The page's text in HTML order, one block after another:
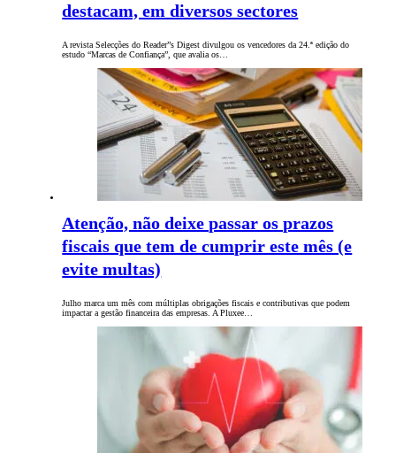
destacam, em diversos sectores
A revista Selecções do Reader”s Digest divulgou os vencedores da 24.ª edição do
estudo “Marcas de Confiança”, que avalia os…
Atenção, não deixe passar os prazos
fiscais que tem de cumprir este mês (e
evite multas)
Julho marca um mês com múltiplas obrigações fiscais e contributivas que podem
impactar a gestão financeira das empresas. A Pluxee…